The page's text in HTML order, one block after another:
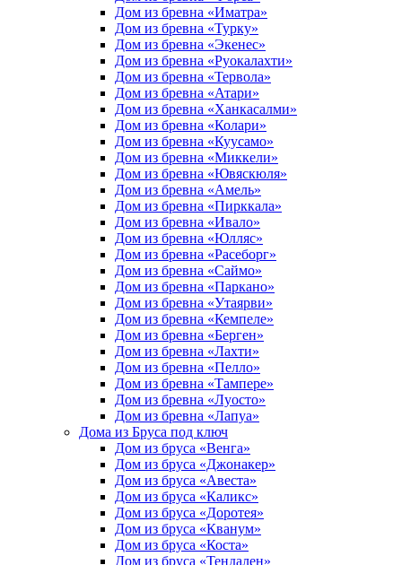
Дом из бревна «Иматра»
Дом из бревна «Турку»
Дом из бревна «Экенес»
Дом из бревна «Руокалахти»
Дом из бревна «Тервола»
Дом из бревна «Атари»
Дом из бревна «Ханкасалми»
Дом из бревна «Колари»
Дом из бревна «Куусамо»
Дом из бревна «Миккели»
Дом из бревна «Ювяскюля»
Дом из бревна «Амель»
Дом из бревна «Пирккала»
Дом из бревна «Ивало»
Дом из бревна «Юлляс»
Дом из бревна «Расеборг»
Дом из бревна «Саймо»
Дом из бревна «Паркано»
Дом из бревна «Утаярви»
Дом из бревна «Кемпеле»
Дом из бревна «Берген»
Дом из бревна «Лахти»
Дом из бревна «Пелло»
Дом из бревна «Тампере»
Дом из бревна «Луосто»
Дом из бревна «Лапуа»
Дома из Бруса под ключ
Дом из бруса «Венга»
Дом из бруса «Джонакер»
Дом из бруса «Авеста»
Дом из бруса «Каликс»
Дом из бруса «Доротея»
Дом из бруса «Кванум»
Дом из бруса «Коста»
Дом из бруса «Тендален»